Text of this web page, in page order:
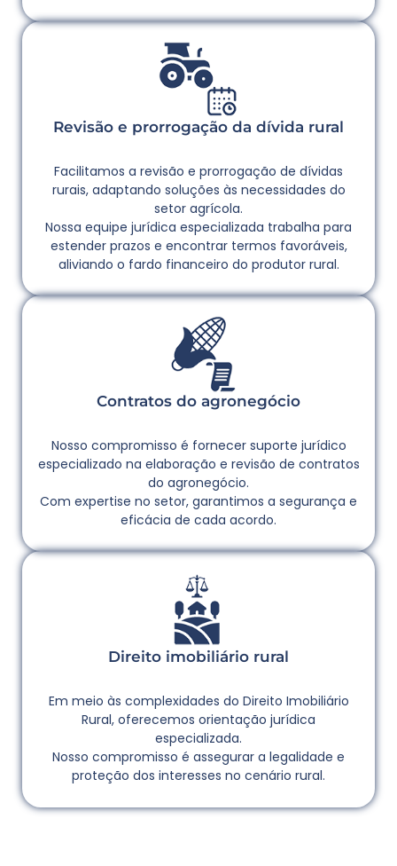
Revisão e prorrogação da dívida rural
Facilitamos a revisão e prorrogação de dívidas
rurais, adaptando soluções às necessidades do
setor agrícola.
Nossa equipe jurídica especializada trabalha para
estender prazos e encontrar termos favoráveis,
aliviando o fardo financeiro do produtor rural.
Contratos do agronegócio
Nosso compromisso é fornecer suporte jurídico
especializado na elaboração e revisão de contratos
do agronegócio.
Com expertise no setor, garantimos a segurança e
eficácia de cada acordo.
Direito imobiliário rural
Em meio às complexidades do Direito Imobiliário
Rural, oferecemos orientação jurídica
especializada.
Nosso compromisso é assegurar a legalidade e
proteção dos interesses no cenário rural.